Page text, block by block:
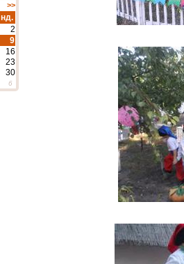
>>
нд.
2
9
16
23
30
6